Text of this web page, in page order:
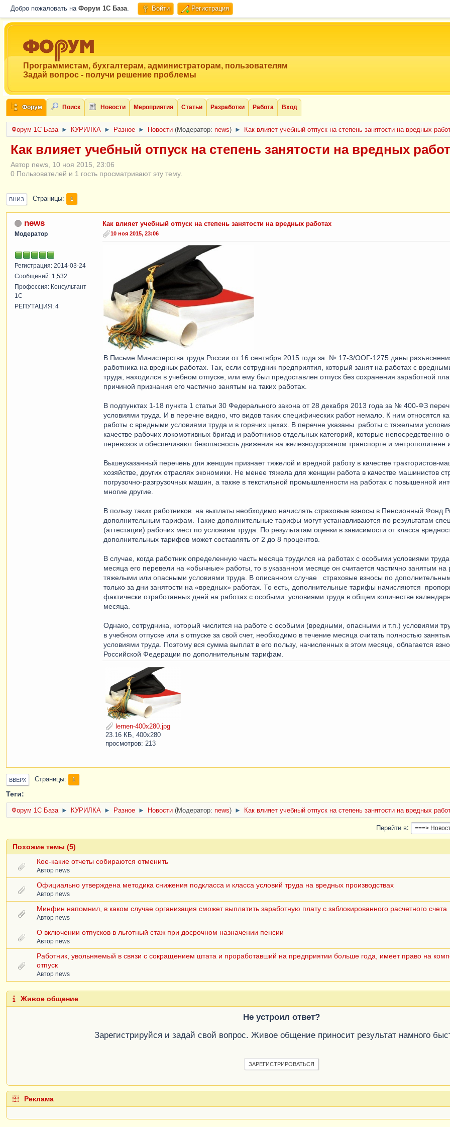
Добро пожаловать на Форум 1C База. Войти Регистрация
Программистам, бухгалтерам, администраторам, пользователям
Задай вопрос - получи решение проблемы
Форум Поиск Новости Мероприятия Статьи Разработки Работа Вход
Форум 1C База ► КУРИЛКА ► Разное ► Новости (Модератор: news) ► Как влияет учебный отпуск на степень занятости на вредных
Как влияет учебный отпуск на степень занятости на вредных
Автор news, 10 ноя 2015, 23:06
0 Пользователей и 1 гость просматривают эту тему.
ВНИЗ Страницы 1
news
Модератор
Регистрация: 2014-03-24
Сообщений: 1,532
Профессия: Консультант
1С
РЕПУТАЦИЯ: 4
Как влияет учебный отпуск на степень занятости на вредных работах
10 ноя 2015, 23:06
В Письме Министерства труда России от 16 сентября 2015 года за № 17-3/ООГ-1275 даны
работника на вредных работах. Так, если сотрудник предприятия, который занят на работах с
труда, находился в учебном отпуске, или ему был предоставлен отпуск без сохранения заработной
причиной признания его частично занятым на таких работах.
В подпунктах 1-18 пункта 1 статьи 30 Федерального закона от 28 декабря 2013 года за № 400-ФЗ
условиями труда. И в перечне видно, что видов таких специфических работ немало. К ним относятся
работы с вредными условиями труда и в горячих цехах. В перечне указаны работы с тяжелыми
качестве рабочих локомотивных бригад и работников отдельных категорий, которые непосредственно
перевозок и обеспечивают безопасность движения на железнодорожном транспорте и метрополитене
Вышеуказанный перечень для женщин признает тяжелой и вредной работу в качестве трактористов-
хозяйстве, других отраслях экономики. Не менее тяжела для женщин работа в качестве машинистов
погрузочно-разгрузочных машин, а также в текстильной промышленности на работах с повышенной
многие другие.
В пользу таких работников на выплаты необходимо начислять страховые взносы в Пенсионный Фонд
дополнительным тарифам. Такие дополнительные тарифы могут устанавливаются по результатам
(аттестации) рабочих мест по условиям труда. По результатам оценки в зависимости от класса
дополнительных тарифов может составлять от 2 до 8 процентов.
В случае, когда работник определенную часть месяца трудился на работах с особыми условиями
месяца его перевели на «обычные» работы, то в указанном месяце он считается частично занятым
тяжелыми или опасными условиями труда. В описанном случае страховые взносы по
только за дни занятости на «вредных» работах. То есть, дополнительные тарифы начисляются
фактически отработанных дней на работах с особыми условиями труда в общем количестве
месяца.
Однако, сотрудника, который числится на работе с особыми (вредными, опасными и т.п.) условиями
в учебном отпуске или в отпуске за свой счет, необходимо в течение месяца считать полностью
условиями труда. Поэтому вся сумма выплат в его пользу, начисленных в этом месяце, облагается
Российской Федерации по дополнительным тарифам.
lernen-400x280.jpg
23.16 КБ, 400x280
просмотров: 213
ВВЕРХ Страницы 1
Теги:
Форум 1C База ► КУРИЛКА ► Разное ► Новости (Модератор: news) ► Как влияет учебный отпуск на степень занятости на вредных
Перейти в
Похожие темы (5)
Кое-какие отчеты собираются отменить
Автор news
Официально утверждена методика снижения подкласса и класса условий труда на вредных производствах
Автор news
Минфин напомнил, в каком случае организация сможет выплатить заработную плату с заблокированного расчетного счета
Автор news
О включении отпусков в льготный стаж при досрочном назначении пенсии
Автор news
Работник, увольняемый в связи с сокращением штата и проработавший на предприятии больше года, имеет право на
отпуск
Автор news
Живое общение
Не устроил ответ?
Зарегистрируйся и задай свой вопрос. Живое общение приносит результат намного
ЗАРЕГИСТРИРОВАТЬСЯ
Реклама